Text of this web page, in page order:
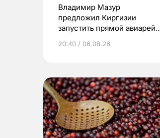
Владимир Мазур
предложил Киргизии
запустить прямой авиарейс
20:40 / 06.08.26